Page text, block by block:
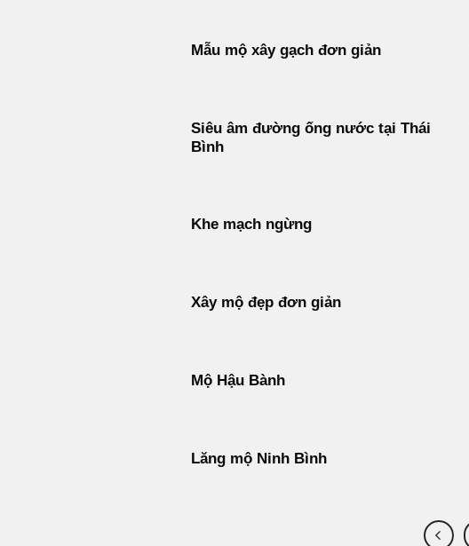
Mẫu mộ xây gạch đơn giản
Siêu âm đường ống nước tại Thái
Bình
Khe mạch ngừng
Xây mộ đẹp đơn giản
Mộ Hậu Bành
Lăng mộ Ninh Bình